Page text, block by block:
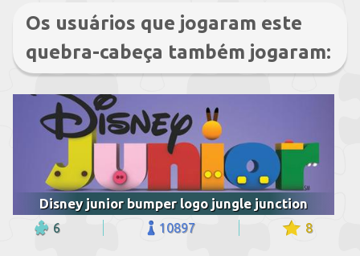
Os usuários que jogaram este
quebra-cabeça também jogaram:
Disney junior bumper logo jungle junction
6 10897 8